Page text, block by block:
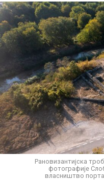
Рановизантијска
фотографије
власништво